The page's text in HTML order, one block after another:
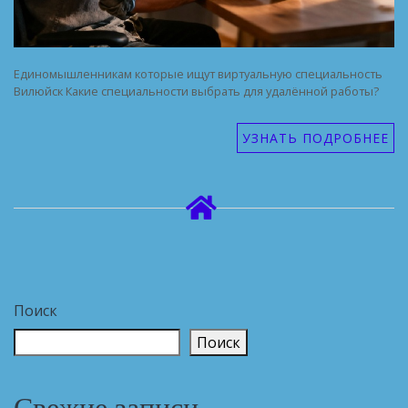
Единомышленникам которые ищут виртуальную специальность
Вилюйск Какие специальности выбрать для удалённой работы?
УЗНАТЬ ПОДРОБНЕЕ
Поиск
Поиск